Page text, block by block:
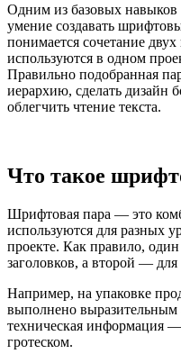
Одним из базовых навыков
умение создавать
понимается сочетание
используются в одном
Правильно подобранная
иерархию, сделать дизайн
облегчить чтение текста.
Что такое
Шрифтовая пара — это
используются для разных
проекте. Как правило,
заголовков, а второй — для
Например, на упаковке
выполнено
техническая информация
гротеском.